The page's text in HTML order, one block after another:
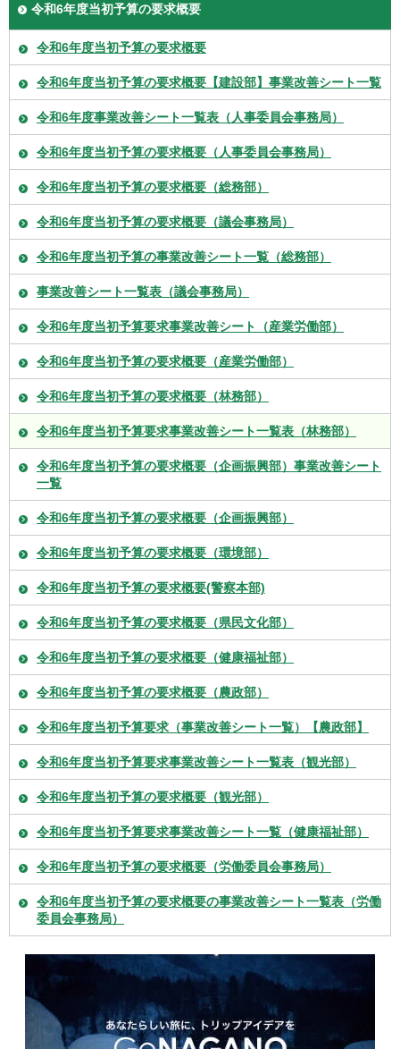
令和6年度当初予算の要求概要
令和6年度当初予算の要求概要
令和6年度当初予算の要求概要【建設部】事業改善シート一覧
令和6年度事業改善シート一覧表（人事委員会事務局）
令和6年度当初予算の要求概要（人事委員会事務局）
令和6年度当初予算の要求概要（総務部）
令和6年度当初予算の要求概要（議会事務局）
令和6年度当初予算の事業改善シート一覧（総務部）
事業改善シート一覧表（議会事務局）
令和6年度当初予算要求事業改善シート（産業労働部）
令和6年度当初予算の要求概要（産業労働部）
令和6年度当初予算の要求概要（林務部）
令和6年度当初予算要求事業改善シート一覧表（林務部）
令和6年度当初予算の要求概要（企画振興部）事業改善シート
一覧
令和6年度当初予算の要求概要（企画振興部）
令和6年度当初予算の要求概要（環境部）
令和6年度当初予算の要求概要(警察本部)
令和6年度当初予算の要求概要（県民文化部）
令和6年度当初予算の要求概要（健康福祉部）
令和6年度当初予算の要求概要（農政部）
令和6年度当初予算要求（事業改善シート一覧）【農政部】
令和6年度当初予算要求事業改善シート一覧表（観光部）
令和6年度当初予算の要求概要（観光部）
令和6年度当初予算要求事業改善シート一覧（健康福祉部）
令和6年度当初予算の要求概要（労働委員会事務局）
令和6年度当初予算の要求概要の事業改善シート一覧表（労働
委員会事務局）